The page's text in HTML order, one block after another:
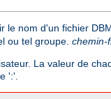
le nom d'un fichier
ou tel groupe. chemin-
La valeur de
':'.